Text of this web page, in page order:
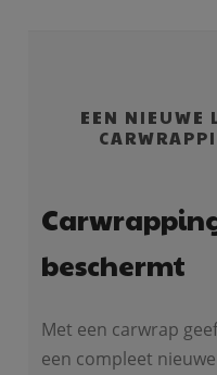
EEN NIEUWE
beschermt
Met een carwrap
een compleet